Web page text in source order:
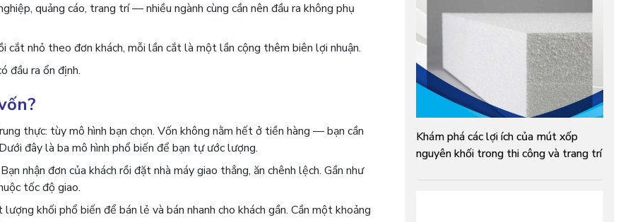
quảng cáo, trang trí — nhiều ngành cùng cần nên đầu ra không phụ
cắt nhỏ theo đơn khách, mỗi lần cắt là một lần cộng thêm biên lợi nhuận.
đầu ra ổn định.
thực: tùy mô hình bạn chọn. Vốn không nằm hết ở tiền hàng — bạn cần
đây là ba mô hình phổ biến để bạn tự ước lượng.
nhận đơn của khách rồi đặt nhà máy giao thẳng, ăn chênh lệch. Gần như
tốc độ giao.
khối phổ biến để bán lẻ và bán nhanh cho khách gần. Cần một khoảng
Khám phá các lợi ích của mút xốp
nguyên khối trong thi công và trang trí